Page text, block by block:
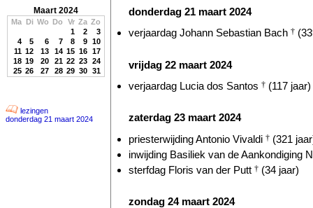
Maart 2024
Ma Di Wo Do Vr Za Zo
1
2
3
4
5 6 7 8 9 10
11 12 13 14 15 16 17
18 19 20 21 22 23 24
25 26 27 28 29 30 31
lezingen
donderdag 21 maart 2024
donderdag 21 maart 2024
verjaardag Johann Sebastian Bach †
vrijdag 22 maart 2024
verjaardag Lucia dos Santos † (117 jaar)
zaterdag 23 maart 2024
priesterwijding Antonio Vivaldi † (321
inwijding Basiliek van de Aankondiging
sterfdag Floris van der Putt † (34 jaar)
zondag 24 maart 2024